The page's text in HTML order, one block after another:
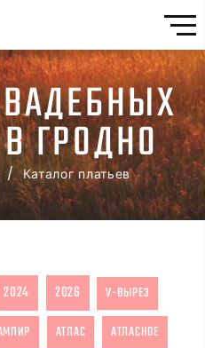
ГРОДНО
/ Каталог платьев
2024 2026 V-ВЫРЕЗ
АТЛАС АТЛАСНОЕ